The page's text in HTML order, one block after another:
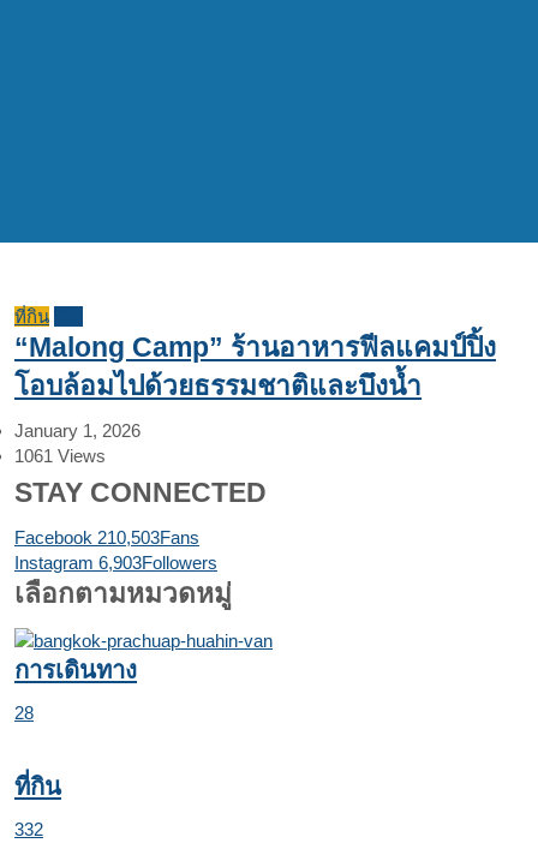
ที่กิน
“Malong Camp” ร้านอาหารฟีลแคมป์ปิ้ง
โอบล้อมไปด้วยธรรมชาติและบึงน้ำ
January 1, 2026
1061 Views
STAY CONNECTED
Facebook 210,503Fans
Instagram 6,903Followers
เลือกตามหมวดหมู่
การเดินทาง
28
ที่กิน
332